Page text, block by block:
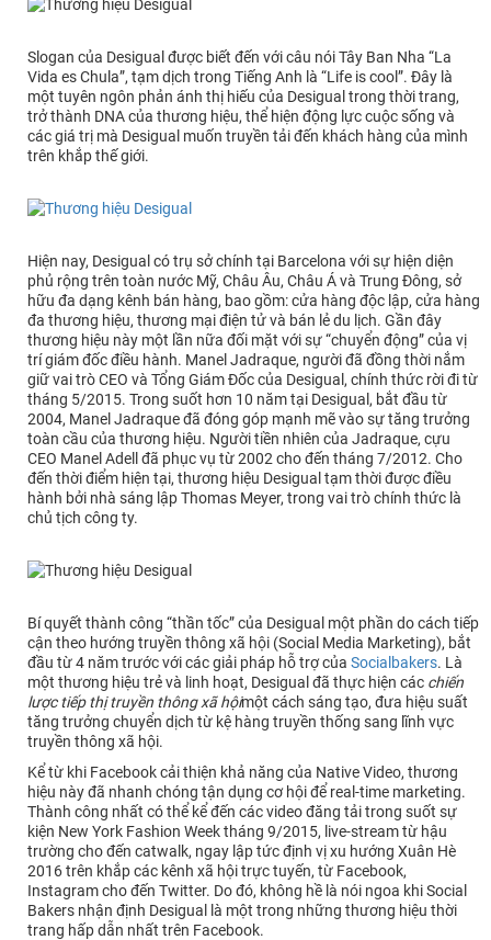
Slogan của Desigual được biết đến với câu nói Tây Ban Nha “La
Vida es Chula”, tạm dịch trong Tiếng Anh là “Life is cool”. Đây là
một tuyên ngôn phản ánh thị hiếu của Desigual trong thời trang,
trở thành DNA của thương hiệu, thể hiện động lực cuộc sống và
các giá trị mà Desigual muốn truyền tải đến khách hàng của mình
trên khắp thế giới.
Hiện nay, Desigual có trụ sở chính tại Barcelona với sự hiện diện
phủ rộng trên toàn nước Mỹ, Châu Âu, Châu Á và Trung Đông, sở
hữu đa dạng kênh bán hàng, bao gồm: cửa hàng độc lập, cửa hàng
đa thương hiệu, thương mại điện tử và bán lẻ du lịch. Gần đây
thương hiệu này một lần nữa đối mặt với sự “chuyển động” của vị
trí giám đốc điều hành. Manel Jadraque, người đã đồng thời nắm
giữ vai trò CEO và Tổng Giám Đốc của Desigual, chính thức rời đi từ
tháng 5/2015. Trong suốt hơn 10 năm tại Desigual, bắt đầu từ
2004, Manel Jadraque đã đóng góp mạnh mẽ vào sự tăng trưởng
toàn cầu của thương hiệu. Người tiền nhiên của Jadraque, cựu
CEO Manel Adell đã phục vụ từ 2002 cho đến tháng 7/2012. Cho
đến thời điểm hiện tại, thương hiệu Desigual tạm thời được điều
hành bởi nhà sáng lập Thomas Meyer, trong vai trò chính thức là
chủ tịch công ty.
Bí quyết thành công “thần tốc” của Desigual một phần do cách tiếp
cận theo hướng truyền thông xã hội (Social Media Marketing), bắt
đầu từ 4 năm trước với các giải pháp hỗ trợ của Socialbakers. Là
một thương hiệu trẻ và linh hoạt, Desigual đã thực hiện các chiến
lược tiếp thị truyền thông xã hộimột cách sáng tạo, đưa hiệu suất
tăng trưởng chuyển dịch từ kệ hàng truyền thống sang lĩnh vực
truyền thông xã hội.
Kể từ khi Facebook cải thiện khả năng của Native Video, thương
hiệu này đã nhanh chóng tận dụng cơ hội để real-time marketing.
Thành công nhất có thể kể đến các video đăng tải trong suốt sự
kiện New York Fashion Week tháng 9/2015, live-stream từ hậu
trường cho đến catwalk, ngay lập tức định vị xu hướng Xuân Hè
2016 trên khắp các kênh xã hội trực tuyến, từ Facebook,
Instagram cho đến Twitter. Do đó, không hề là nói ngoa khi Social
Bakers nhận định Desigual là một trong những thương hiệu thời
trang hấp dẫn nhất trên Facebook.